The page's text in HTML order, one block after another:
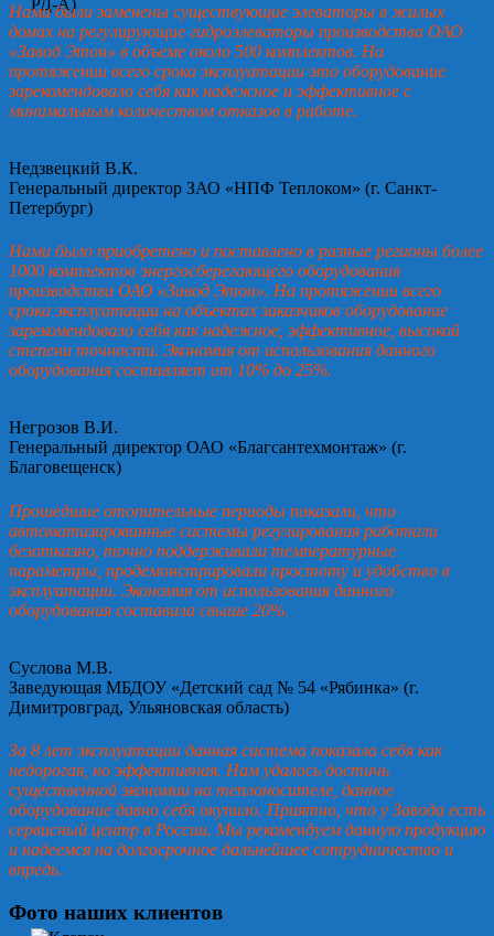
Нами были заменены существующие элеваторы в жилых
домах на регулирующие гидроэлеваторы производства ОАО
«Завод Этон» в объеме около 500 комплектов. На
протяжении всего срока эксплуатации это оборудование
зарекомендовало себя как надежное и эффективное с
минимальным количеством отказов в работе.
Недзвецкий В.К.
Генеральный директор ЗАО «НПФ Теплоком» (г. Санкт-
Петербург)
Нами было приобретено и поставлено в разные регионы более
1000 комплектов энергосберегающего оборудования
производства ОАО «Завод Этон». На протяжении всего
срока эксплуатации на объектах заказчиков оборудование
зарекомендовало себя как надежное, эффективное, высокой
степени точности. Экономия от использования данного
оборудования составляет от 10% до 25%.
Негрозов В.И.
Генеральный директор ОАО «Благсантехмонтаж» (г.
Благовещенск)
Прошедшие отопительные периоды показали, что
автоматизированные системы регулирования работали
безотказно, точно поддерживали температурные
параметры, продемонстрировали простоту и удобство в
эксплуатации. Экономия от использования данного
оборудования составила свыше 20%.
Суслова М.В.
Заведующая МБДОУ «Детский сад № 54 «Рябинка» (г.
Димитровград, Ульяновская область)
За 8 лет эксплуатации данная система показала себя как
недорогая, но эффективная. Нам удалось достичь
существенной экономии на теплоносителе, данное
оборудование давно себя окупило. Приятно, что у Завода есть
сервисный центр в России. Мы рекомендуем данную продукцию
и надеемся на долгосрочное дальнейшее сотрудничество и
впредь.
Фото наших клиентов